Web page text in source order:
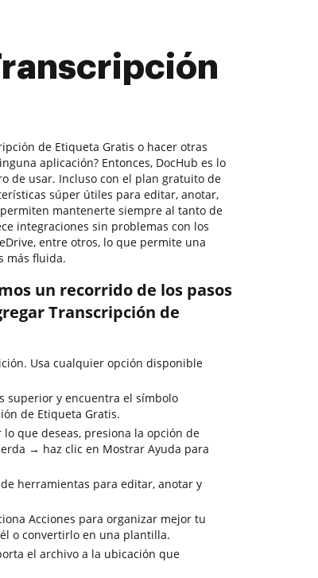
de Etiqueta Gratis o hacer otras
aplicación? Entonces, DocHub es lo
de usar. Incluso con el plan gratuito de
súper útiles para editar, anotar,
mantenerte siempre al tanto de
integraciones sin problemas con los
entre otros, lo que permite una
más fluida.
un recorrido de los pasos
Transcripción de
Usa cualquier opción disponible
superior y encuentra el símbolo
de Etiqueta Gratis.
que deseas, presiona la opción de
→ haz clic en Mostrar Ayuda para
herramientas para editar, anotar y
Acciones para organizar mejor tu
o convertirlo en una plantilla.
el archivo a la ubicación que